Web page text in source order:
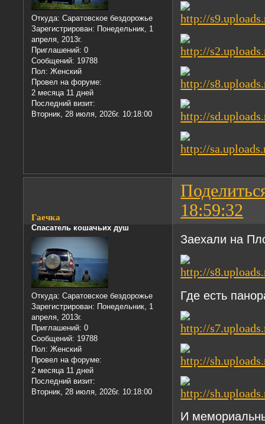
Откуда: Саратовское бездорожье
Зарегистрирован: Понедельник, 1
апреля, 2013г.
Приглашений: 0
Сообщений: 19788
Пол: Женский
Провел на форуме:
2 месяца 11 дней
Последний визит:
Вторник, 28 июля, 2026г. 10:18:00
18:59:32
Гаечка
Спасатель кошачьих душ
Откуда: Саратовское бездорожье
Зарегистрирован: Понедельник, 1
апреля, 2013г.
Приглашений: 0
Сообщений: 19788
Пол: Женский
Провел на форуме:
2 месяца 11 дней
Последний визит:
Вторник, 28 июля, 2026г. 10:18:00
Заехали на
Где есть
И